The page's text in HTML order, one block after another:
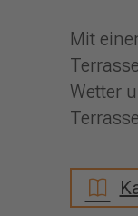
Mit
Wetter